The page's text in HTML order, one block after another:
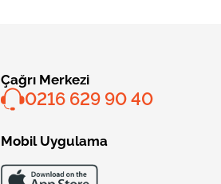
Çağrı Merkezi
0216 629 90 40
Mobil Uygulama